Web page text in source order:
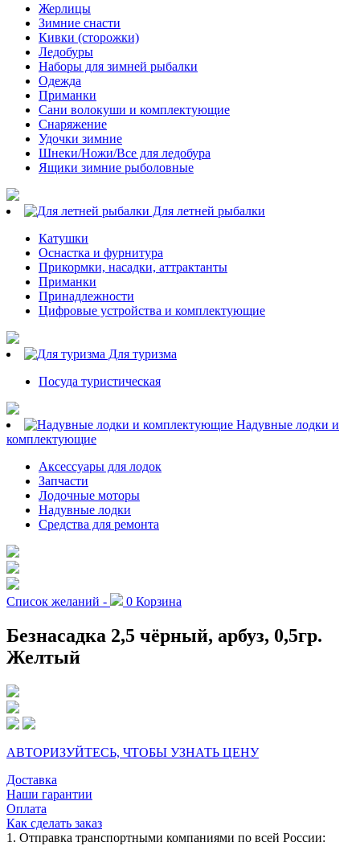
Жерлицы
Зимние снасти
Кивки (сторожки)
Ледобуры
Наборы для зимней рыбалки
Одежда
Приманки
Сани волокуши и комплектующие
Снаряжение
Удочки зимние
Шнеки/Ножи/Все для ледобура
Ящики зимние рыболовные
Для летней рыбалки
Катушки
Оснастка и фурнитура
Прикормки, насадки, аттрактанты
Приманки
Принадлежности
Цифровые устройства и комплектующие
Для туризма
Посуда туристическая
Надувные лодки и
комплектующие
Аксессуары для лодок
Запчасти
Лодочные моторы
Надувные лодки
Средства для ремонта
Список желаний - 0 Корзина
Безнасадка 2,5 чёрный, арбуз, 0,5гр.
Желтый
АВТОРИЗУЙТЕСЬ, ЧТОБЫ УЗНАТЬ ЦЕНУ
Доставка
Наши гарантии
Оплата
Как сделать заказ
1. Отправка транспортными компаниями по всей России: